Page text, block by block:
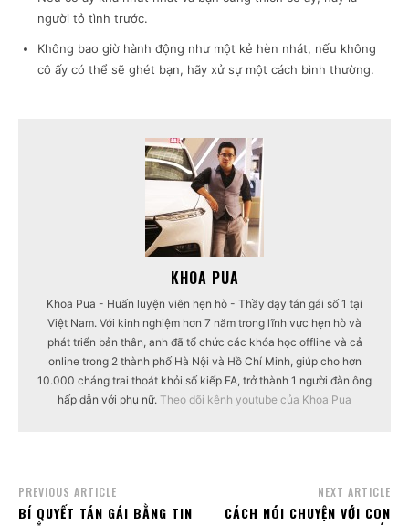
người tỏ tình trước.
Không bao giờ hành động như một kẻ hèn nhát, nếu không
cô ấy có thể sẽ ghét bạn, hãy xử sự một cách bình thường.
KHOA PUA
Khoa Pua - Huấn luyện viên hẹn hò - Thầy dạy tán gái số 1 tại
Việt Nam. Với kinh nghiệm hơn 7 năm trong lĩnh vực hẹn hò và
phát triển bản thân, anh đã tổ chức các khóa học offline và cả
online trong 2 thành phố Hà Nội và Hồ Chí Minh, giúp cho hơn
10.000 cháng trai thoát khỏi số kiếp FA, trở thành 1 người đàn ông
hấp dẫn với phụ nữ. Theo dõi kênh youtube của Khoa Pua
PREVIOUS ARTICLE
BÍ QUYẾT TÁN GÁI BẰNG TIN
NEXT ARTICLE
CÁCH NÓI CHUYỆN VỚI CON